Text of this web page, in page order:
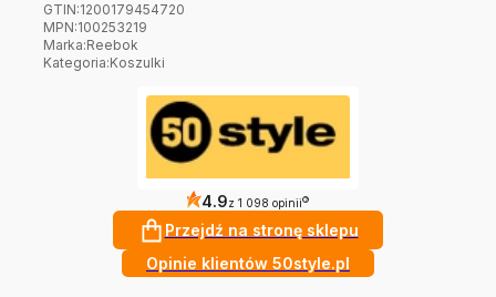
GTIN:1200179454720
MPN:100253219
Marka:Reebok
Kategoria:Koszulki
4.9z 1 098 opinii ?
Przejdź na stronę sklepu
Opinie klientów 50style.pl